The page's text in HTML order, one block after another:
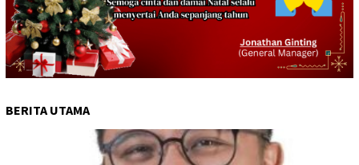
BERITA UTAMA